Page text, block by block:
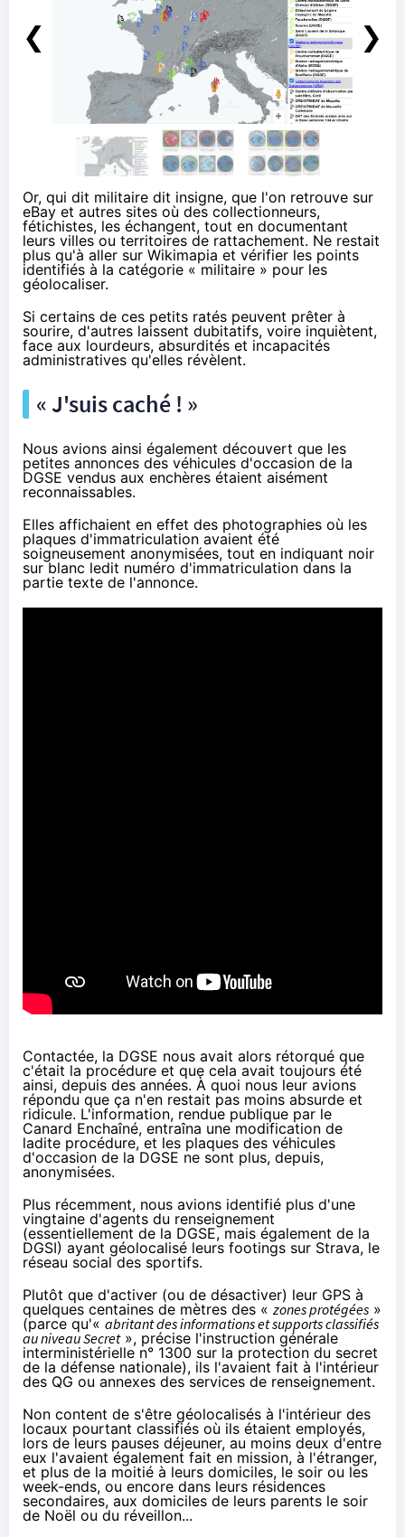
❮ ❯
Or, qui dit militaire dit insigne, que l'on retrouve sur
eBay et autres sites où des collectionneurs,
fétichistes, les échangent, tout en documentant
leurs villes ou territoires de rattachement. Ne restait
plus qu'à aller sur Wikimapia et vérifier les points
identifiés à la catégorie « militaire » pour les
géolocaliser.
Si certains de ces petits ratés peuvent prêter à
sourire, d'autres laissent dubitatifs, voire inquiètent,
face aux lourdeurs, absurdités et incapacités
administratives qu'elles révèlent.
« J'suis caché ! »
Nous avions ainsi également découvert que les
petites annonces des véhicules d'occasion de la
DGSE vendus aux enchères étaient aisément
reconnaissables.
Elles affichaient en effet des photographies où les
plaques d'immatriculation avaient été
soigneusement anonymisées, tout en indiquant noir
sur blanc ledit numéro d'immatriculation dans la
partie texte de l'annonce.
Contactée, la DGSE nous avait alors rétorqué que
c'était la procédure et que cela avait toujours été
ainsi, depuis des années. À quoi nous leur avions
répondu que ça n'en restait pas moins absurde et
ridicule. L'information, rendue publique par le
Canard Enchaîné, entraîna une modification de
ladite procédure, et les plaques des véhicules
d'occasion de la DGSE ne sont plus, depuis,
anonymisées.
Plus récemment, nous avions identifié plus d'une
vingtaine d'agents du renseignement
(essentiellement de la DGSE, mais également de la
DGSI) ayant géolocalisé leurs footings sur Strava, le
réseau social des sportifs.
Plutôt que d'activer (ou de désactiver) leur GPS à
quelques centaines de mètres des « zones protégées »
(parce qu'« abritant des informations et supports classifiés
au niveau Secret», précise l'instruction générale
interministérielle n° 1300 sur la protection du secret
de la défense nationale), ils l'avaient fait à l'intérieur
des QG ou annexes des services de renseignement.
Non content de s'être géolocalisés à l'intérieur des
locaux pourtant classifiés où ils étaient employés,
lors de leurs pauses déjeuner, au moins deux d'entre
eux l'avaient également fait en mission, à l'étranger,
et plus de la moitié à leurs domiciles, le soir ou les
week-ends, ou encore dans leurs résidences
secondaires, aux domiciles de leurs parents le soir
de Noël ou du réveillon...